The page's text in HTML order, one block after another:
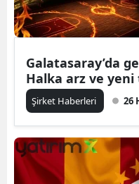
Galatasaray’da
Halka arz ve
Şirket Haberleri 26